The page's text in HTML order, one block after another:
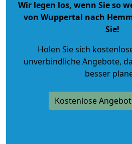
Wir legen los, wenn Sie so
von Wuppertal nach
Sie!
Holen Sie sich
unverbindliche Angebote,
besser
Kostenlose